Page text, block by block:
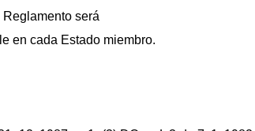
será
en cada Estado miembro.